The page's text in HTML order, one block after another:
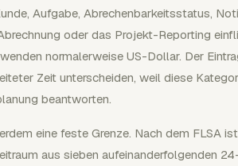
Aufgabe, Abrechenbarkeitsstatus,
oder das Projekt-Reporting
normalerweise US-Dollar. Der
Zeit unterscheiden, weil diese
beantworten.
eine feste Grenze. Nach dem FLSA
aus sieben aufeinanderfolgenden